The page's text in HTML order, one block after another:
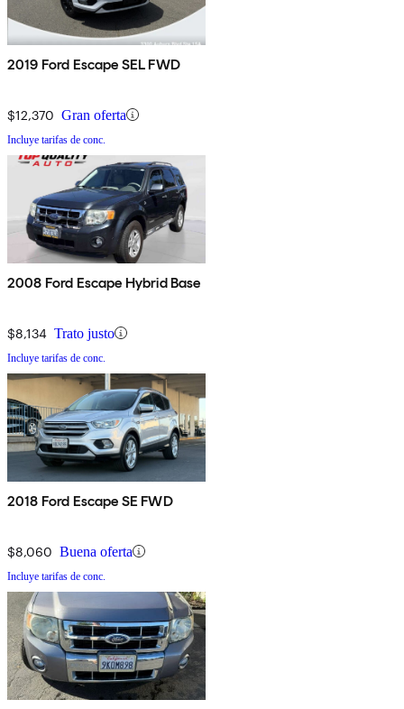
2019 Ford Escape SEL FWD
$12,370 Gran oferta
Incluye tarifas de conc.
2008 Ford Escape Hybrid Base
$8,134 Trato justo
Incluye tarifas de conc.
2018 Ford Escape SE FWD
$8,060 Buena oferta
Incluye tarifas de conc.